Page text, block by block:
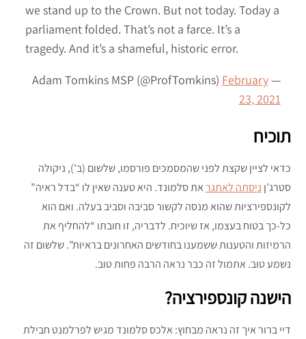
we stand up to the Crown. But not today. Today a
parliament folded. That’s not a farce. It’s a
tragedy. And it’s a shameful, historic error.
— Adam Tomkins MSP (@ProfTomkins)
February
23, 2021
תוכיח
כדאי לציין שקצת לפני שהמסמכים פורסמו, שלשום (ב’), ניקולה
סטרג’ן ניסתה לאתגראת סלמונד. היא טענה שאין לו “בדל ראיה”
לקונספירציות שהוא מנסה לקשור סביבה וסביב בעלה. ואם הוא
כל-כך בטוח בעצמו, אז שיוכיח. לדבריה, זו חובתו “להחליף את
הרמיזות והטענות ששמענו בחודשים האחרונים בראיות”. שלשום זה
נשמע טוב. אתמול זה כבר נראה הרבה פחות טוב.
הישנה קונספירציה?
דיי ברור איך זה נראה מבחוץ: אלכס סלמונד מגיש לפרלמנט חבילת